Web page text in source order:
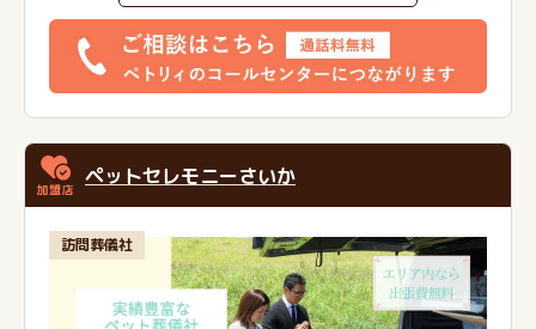
ペットセレモニーさいか
訪問葬儀社